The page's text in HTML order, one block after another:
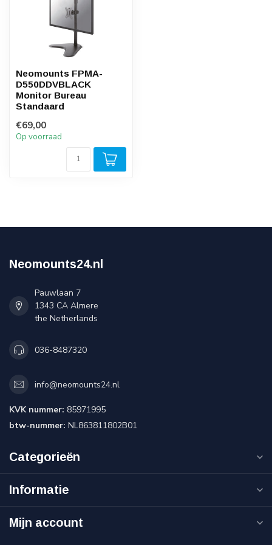
Neomounts FPMA-
D550DDVBLACK
Monitor Bureau
Standaard
€69,00
Op voorraad
Neomounts24.nl
Pauwlaan 7
1343 CA Almere
the Netherlands
036-8487320
info@neomounts24.nl
KVK nummer: 85971995
btw-nummer: NL863811802B01
Categorieën
Informatie
Mijn account